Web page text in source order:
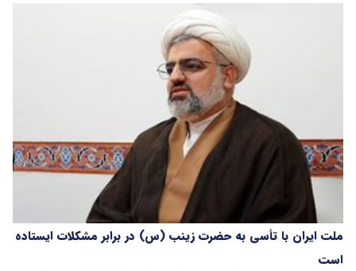
ملت ایران با تأسی به حضرت زینب (س) در برابر مشکلات ایستاده
است